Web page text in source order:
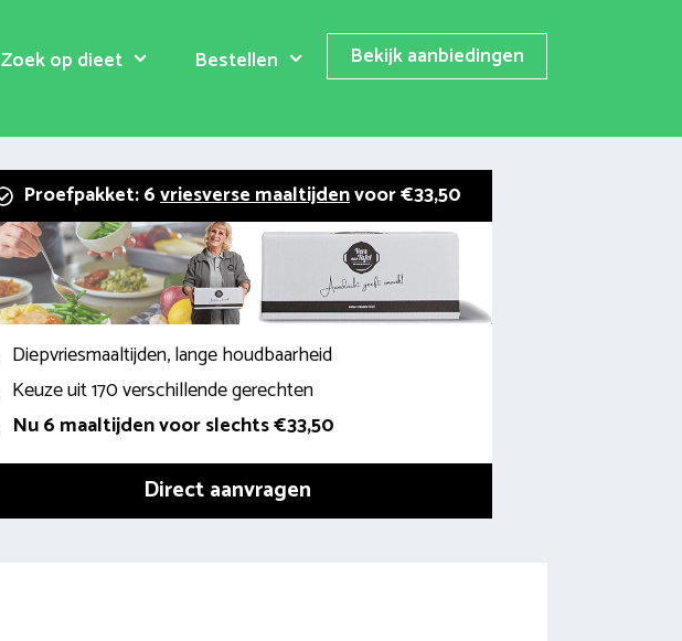
Zoek op dieet Bestellen Bekijk aanbiedingen
Proefpakket: 6vriesverse maaltijdenvoor €33,50
Diepvriesmaaltijden, lange houdbaarheid
Keuze uit 170 verschillende gerechten
Nu 6 maaltijden voor slechts €33,50
Direct aanvragen